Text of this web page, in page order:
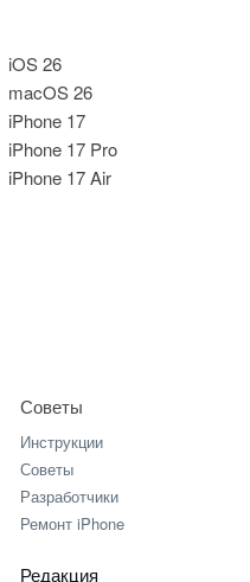
iOS 26
macOS 26
iPhone 17
iPhone 17 Pro
iPhone 17 Air
Советы
Инструкции
Советы
Разработчики
Ремонт iPhone
Редакция